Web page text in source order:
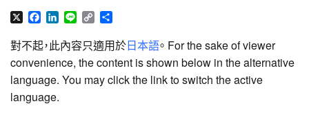
X Facebook
LinkedIn
Line Copy
對不起，此內容只適用於日本語。 For the sake of viewer
convenience, the content is shown below in the alternative
language. You may click the link to switch the active
language.